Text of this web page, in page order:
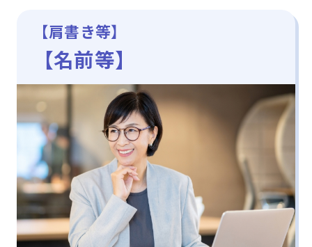
【肩書き等】
【名前等】